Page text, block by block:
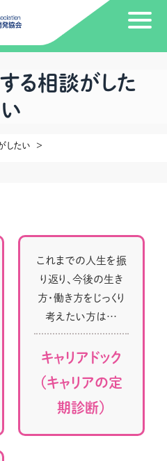
る相談がした
い
したい
これまでの人生を振
り返り、今後の生き
方・働き方をじっくり
考えたい方は…
キャリアドック
（キャリアの定
期診断）